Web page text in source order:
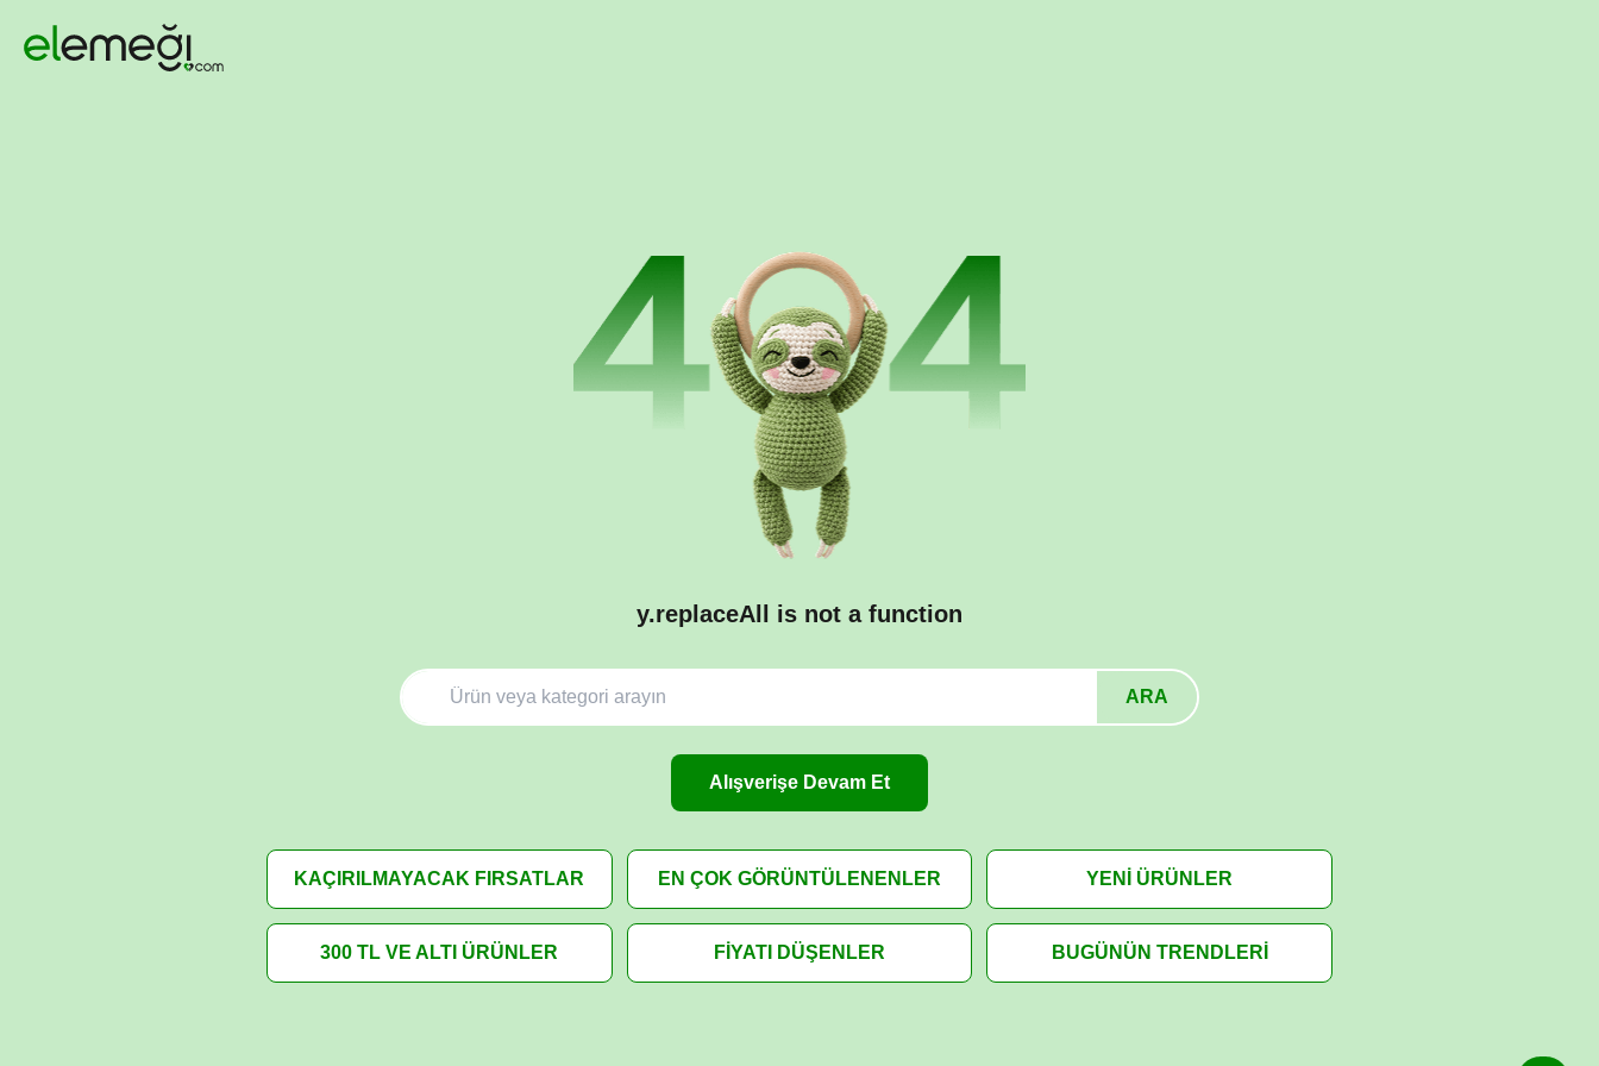
y.replaceAll is not a function
ARA
Alışverişe Devam Et
KAÇIRILMAYACAK FIRSATLAR EN ÇOK GÖRÜNTÜLENENLER YENİ ÜRÜNLER
300 TL VE ALTI ÜRÜNLER FİYATI DÜŞENLER BUGÜNÜN TRENDLERİ